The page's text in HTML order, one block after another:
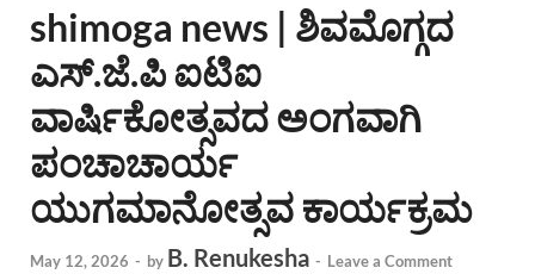
shimoga news | ಶಿವಮೊಗ್ಗದ
ಎಸ್.ಜೆ.ಪಿ ಐಟಿಐ
ವಾರ್ಷಿಕೋತ್ಸವದ ಅಂಗವಾಗಿ
ಪಂಚಾಚಾರ್ಯ
ಯುಗಮಾನೋತ್ಸವ ಕಾರ್ಯಕ್ರಮ
May 12, 2026 - by B. Renukesha - Leave a Comment